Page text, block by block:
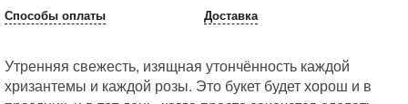
Способы оплаты Доставка
Утренняя свежесть, изящная утончённость каждой
хризантемы и каждой розы. Это букет будет хорош и в